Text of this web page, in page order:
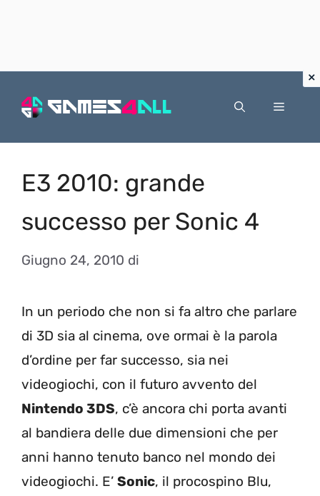
Menu
E3 2010: grande
successo per Sonic 4
Giugno 24, 2010 di
In un periodo che non si fa altro che parlare
di 3D sia al cinema, ove ormai è la parola
d’ordine per far successo, sia nei
videogiochi, con il futuro avvento del
Nintendo 3DS, c’è ancora chi porta avanti
al bandiera delle due dimensioni che per
anni hanno tenuto banco nel mondo dei
videogiochi. E’ Sonic, il procospino Blu,